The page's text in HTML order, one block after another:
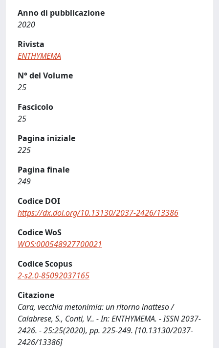
Anno di pubblicazione
2020
Rivista
ENTHYMEMA
N° del Volume
25
Fascicolo
25
Pagina iniziale
225
Pagina finale
249
Codice DOI
https://dx.doi.org/10.13130/2037-2426/13386
Codice WoS
WOS:000548927700021
Codice Scopus
2-s2.0-85092037165
Citazione
Cara, vecchia metonimia: un ritorno inatteso /
Calabrese, S., Conti, V.. - In: ENTHYMEMA. - ISSN 2037-
2426. - 25:25(2020), pp. 225-249. [10.13130/2037-
2426/13386]